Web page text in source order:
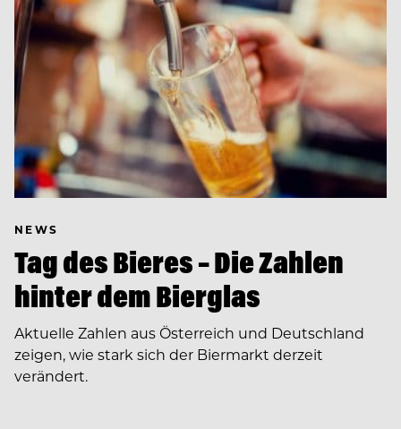
NEWS
Tag des Bieres – Die Zahlen
hinter dem Bierglas
Aktuelle Zahlen aus Österreich und Deutschland
zeigen, wie stark sich der Biermarkt derzeit
verändert.